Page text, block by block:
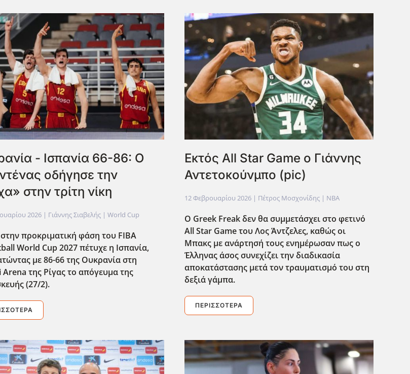
- Ισπανία 66-86: O
οδήγησε την
στην τρίτη νίκη
2026 | Γιάννης Σιαβελής |World Cup
προκριματική φάση του FIBA
World Cup 2027 πέτυχε η Ισπανία,
με 86-66 της Ουκρανία στη
Arena της Ρίγας το απόγευμα της
(27/2).
Εκτός All Star Game ο Γιάννης
Αντετοκούνμπο (pic)
12 Φεβρουαρίου 2026| Πέτρος Μοσχονίδης | NBA
Ο Greek Freak δεν θα συμμετάσχει στο φετινό
All Star Game του Λος Άντζελες, καθώς οι
Μπακς με ανάρτησή τους ενημέρωσαν πως ο
Έλληνας άσος συνεχίζει την διαδικασία
αποκατάστασης μετά τον τραυματισμό του στη
δεξιά γάμπα.
ΠΕΡΙΣΣΌΤΕΡΑ